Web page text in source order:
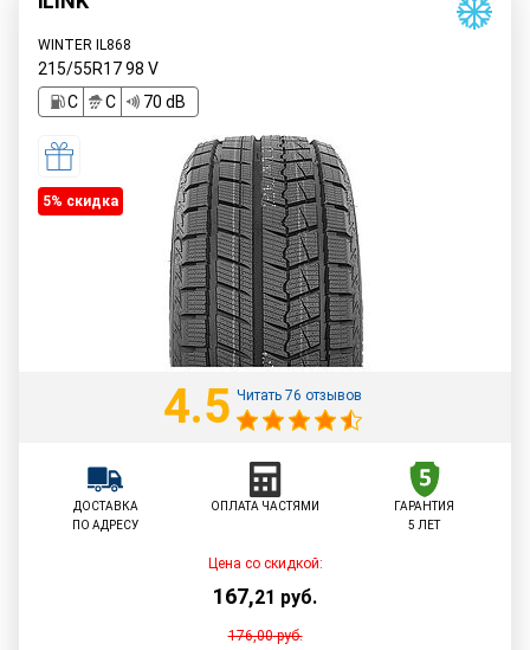
WINTER IL868
215/55R1798 V
C
C 70 dB
5% cкидка
4.5 Читать 76 отзывов
ДОСТАВКА
ПО АДРЕСУ
ОПЛАТА ЧАСТЯМИ
ГАРАНТИЯ
5 ЛЕТ
Цена со скидкой:
167,21 руб.
176,00руб.